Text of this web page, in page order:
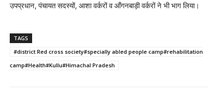
उपप्रधान, पंचायत सदस्यों, आशा वर्करों व आँगनबाड़ी वर्करों ने भी भाग लिया।
TAGS
#district Red cross society#specially abled people camp#rehabilitation
camp#Health#Kullu#Himachal Pradesh